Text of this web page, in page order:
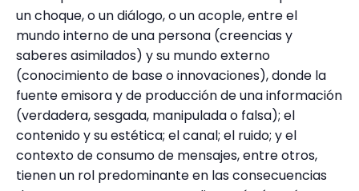
un choque, o un diálogo, o un acople, entre el
mundo interno de una persona (creencias y
saberes asimilados) y su mundo externo
(conocimiento de base o innovaciones), donde la
fuente emisora y de producción de una información
(verdadera, sesgada, manipulada o falsa); el
contenido y su estética; el canal; el ruido; y el
contexto de consumo de mensajes, entre otros,
tienen un rol predominante en las consecuencias